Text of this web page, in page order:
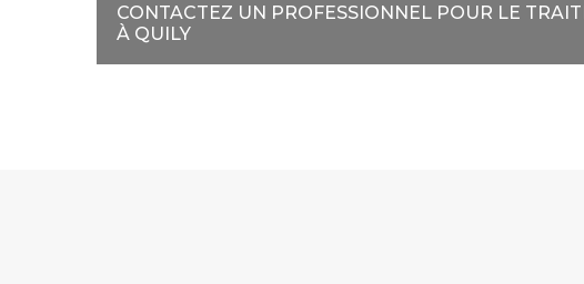
CONTACTEZ UN PROFESSIONNEL POUR LE
À QUILY